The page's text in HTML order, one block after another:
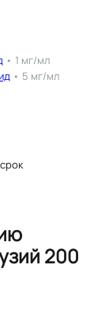
• 1 мг/мл
• 5 мг/мл
200